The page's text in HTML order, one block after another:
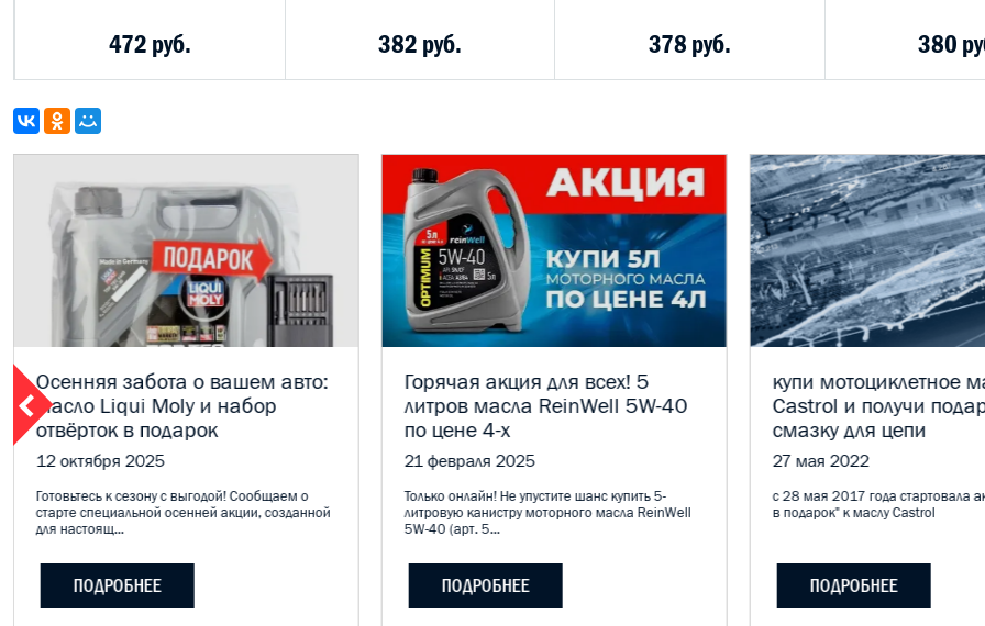
472 руб. 382 руб. 378 руб. 380
Осенняя забота о вашем авто:
масло Liqui Moly и набор
отвёрток в подарок
12 октября 2025
Готовьтесь к сезону с выгодой! Сообщаем о
старте специальной осенней акции, созданной
для настоящ...
ПОДРОБНЕЕ
Горячая акция для всех! 5
литров масла ReinWell 5W-40
по цене 4-х
21 февраля 2025
Только онлайн! Не упустите шанс купить 5-
литровую канистру моторного масла ReinWell
5W-40 (арт. 5...
ПОДРОБНЕЕ
купи мотоциклетное
Castrol и получи
смазку для цепи
27 мая 2022
с 28 мая 2017 года стартовала
в подарок" к маслу Castrol
ПОДРОБНЕЕ